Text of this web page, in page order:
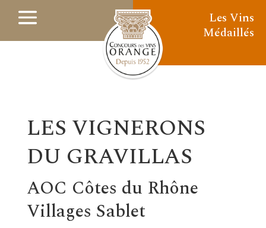
Les Vins
Médaillés
LES VIGNERONS
DU GRAVILLAS
AOC Côtes du Rhône
Villages Sablet